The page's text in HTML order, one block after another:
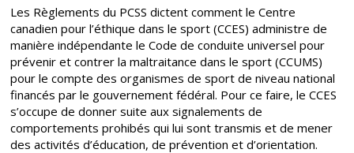
Les Règlements du PCSS dictent comment le Centre
canadien pour l’éthique dans le sport (CCES) administre de
manière indépendante le Code de conduite universel pour
prévenir et contrer la maltraitance dans le sport (CCUMS)
pour le compte des organismes de sport de niveau national
financés par le gouvernement fédéral. Pour ce faire, le CCES
s’occupe de donner suite aux signalements de
comportements prohibés qui lui sont transmis et de mener
des activités d’éducation, de prévention et d’orientation.